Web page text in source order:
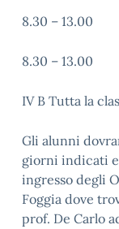
8.30 – 13.00
8.30 – 13.00
IV B Tutta la
Gli alunni
giorni indicati e
ingresso degli
Foggia dove
prof. De Carlo